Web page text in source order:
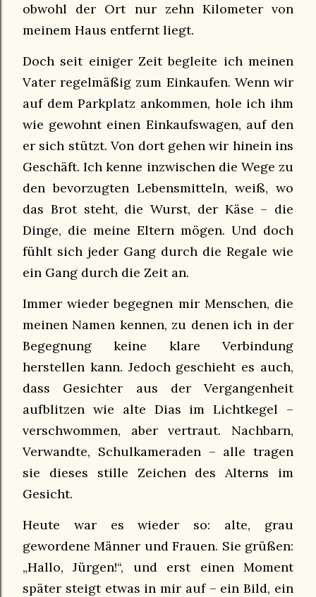
obwohl der Ort nur zehn Kilometer von
meinem Haus entfernt liegt.
Doch seit einiger Zeit begleite ich meinen
Vater regelmäßig zum Einkaufen. Wenn wir
auf dem Parkplatz ankommen, hole ich ihm
wie gewohnt einen Einkaufswagen, auf den
er sich stützt. Von dort gehen wir hinein ins
Geschäft. Ich kenne inzwischen die Wege zu
den bevorzugten Lebensmitteln, weiß, wo
das Brot steht, die Wurst, der Käse – die
Dinge, die meine Eltern mögen. Und doch
fühlt sich jeder Gang durch die Regale wie
ein Gang durch die Zeit an.
Immer wieder begegnen mir Menschen, die
meinen Namen kennen, zu denen ich in der
Begegnung keine klare Verbindung
herstellen kann. Jedoch geschieht es auch,
dass Gesichter aus der Vergangenheit
aufblitzen wie alte Dias im Lichtkegel –
verschwommen, aber vertraut. Nachbarn,
Verwandte, Schulkameraden – alle tragen
sie dieses stille Zeichen des Alterns im
Gesicht.
Heute war es wieder so: alte, grau
gewordene Männer und Frauen. Sie grüßen:
„Hallo, Jürgen!“, und erst einen Moment
später steigt etwas in mir auf – ein Bild, ein